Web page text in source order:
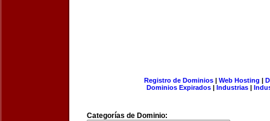
Registro de Dominios| Web Hosting |
Dominios Expirados | Industrias |
Categorías de Dominio: